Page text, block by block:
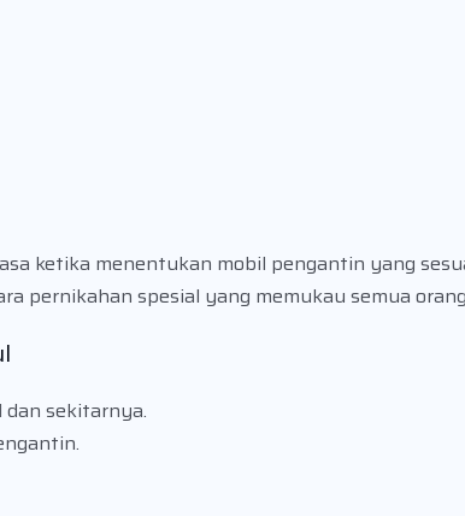
ketika menentukan mobil pengantin yang
pernikahan spesial yang memukau semua
sekitarnya.